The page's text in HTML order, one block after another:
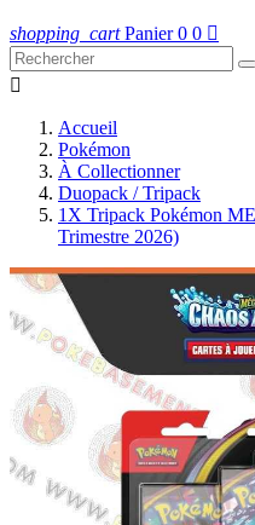
shopping_cart Panier 0 0 

Accueil
Pokémon
À Collectionner
Duopack / Tripack
1X Tripack Pokémon
Trimestre 2026)